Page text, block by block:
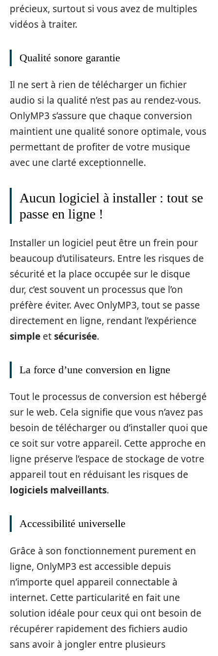
précieux, surtout si vous avez de multiples
vidéos à traiter.
Qualité sonore garantie
Il ne sert à rien de télécharger un fichier
audio si la qualité n’est pas au rendez-vous.
OnlyMP3 s’assure que chaque conversion
maintient une qualité sonore optimale, vous
permettant de profiter de votre musique
avec une clarté exceptionnelle.
Aucun logiciel à installer : tout se
passe en ligne !
Installer un logiciel peut être un frein pour
beaucoup d’utilisateurs. Entre les risques de
sécurité et la place occupée sur le disque
dur, c’est souvent un processus que l’on
préfère éviter. Avec OnlyMP3, tout se passe
directement en ligne, rendant l’expérience
simple etsécurisée.
La force d’une conversion en ligne
Tout le processus de conversion est hébergé
sur le web. Cela signifie que vous n’avez pas
besoin de télécharger ou d’installer quoi que
ce soit sur votre appareil. Cette approche en
ligne préserve l’espace de stockage de votre
appareil tout en réduisant les risques de
logiciels malveillants.
Accessibilité universelle
Grâce à son fonctionnement purement en
ligne, OnlyMP3 est accessible depuis
n’importe quel appareil connectable à
internet. Cette particularité en fait une
solution idéale pour ceux qui ont besoin de
récupérer rapidement des fichiers audio
sans avoir à jongler entre plusieurs